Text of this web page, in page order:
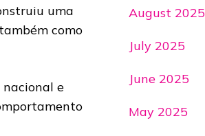
uma
como
nacional e
August 2025
July 2025
June 2025
May 2025